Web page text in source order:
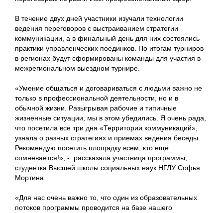
В течение двух дней участники изучали технологии
ведения переговоров с выстраиванием стратегии
коммуникации, а в финальный день для них состоялись
практики управленческих поединков. По итогам турниров
в регионах будут сформированы команды для участия в
межрегиональном выездном турнире.
«Умение общаться и договариваться с людьми важно не
только в профессиональной деятельности, но и в
обычной жизни. Разыгрывая рабочие и типичные
жизненные ситуации, мы в этом убедились. Я очень рада,
что посетила все три дня «Территории коммуникаций»,
узнала о разных стратегиях и приемах ведения беседы.
Рекомендую посетить площадку всем, кто ещё
сомневается!», - рассказала участница программы,
студентка Высшей школы социальных наук НГЛУ Софья
Мортина.
«Для нас очень важно то, что один из образовательных
потоков программы проводится на базе нашего